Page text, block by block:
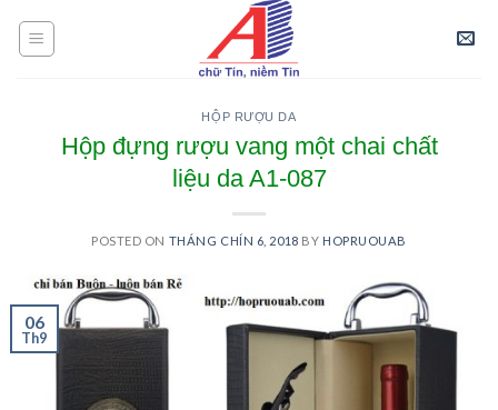
HỘP RƯỢU DA
Hộp đựng rượu vang một chai chất
liệu da A1-087
POSTED ON THÁNG CHÍN 6, 2018 BY HOPRUOUAB
06
Th9